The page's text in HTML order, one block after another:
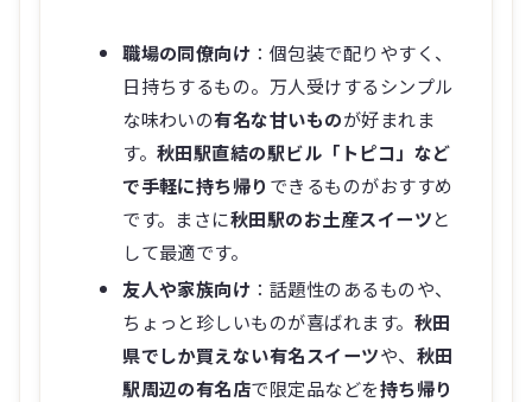
職場の同僚向け ：個包装で配りやすく、
日持ちするもの。万人受けするシンプル
な味わいの有名な甘いものが好まれま
す。 秋田駅直結の駅ビル「トピコ」など
で手軽に持ち帰り できるものがおすすめ
です。まさに秋田駅のお土産スイーツと
して最適です。
友人や家族向け ：話題性のあるものや、
ちょっと珍しいものが喜ばれます。 秋田
県でしか買えない有名スイーツや、 秋田
駅周辺の有名店で限定品などを持ち帰り